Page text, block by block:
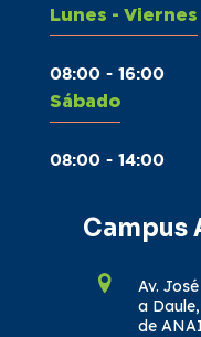
Lunes - Viernes
08:00 - 16:00
Sábado
08:00 - 14:00
Campus
Av.
a
de